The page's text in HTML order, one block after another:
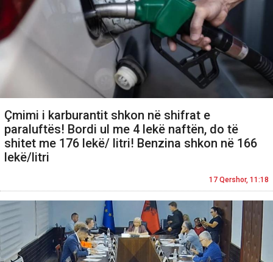
Çmimi i karburantit shkon në shifrat e
paraluftës! Bordi ul me 4 lekë naftën, do të
shitet me 176 lekë/ litri! Benzina shkon në 166
lekë/litri
17 Qershor, 11:18